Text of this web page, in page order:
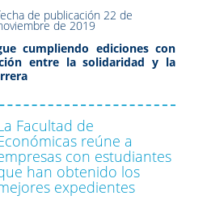
de publicación 22 de
de 2019
cumpliendo ediciones con
entre la solidaridad y la
Facultad de
reúne a
con estudiantes
han obtenido los
expedientes